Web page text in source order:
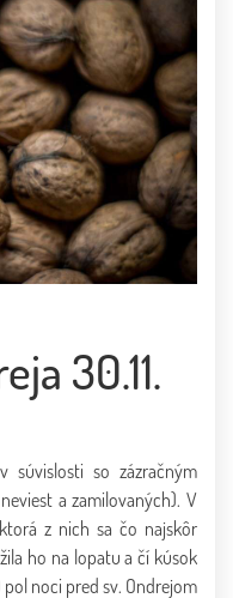
30.11.
súvislosti so zázračným
a zamilovaných). V
z nich sa čo najskôr
ho na lopatu a čí kúsok
pol noci pred sv. Ondrejom